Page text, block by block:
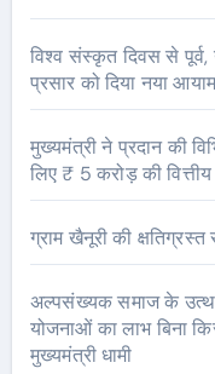
विश्व संस्कृत दिवस से
प्रसार को दिया नया
मुख्यमंत्री ने प्रदान की
लिए ₹ 5 करोड़ की
ग्राम खैनूरी की
अल्पसंख्यक समाज के
योजनाओं का लाभ बिना
मुख्यमंत्री धामी